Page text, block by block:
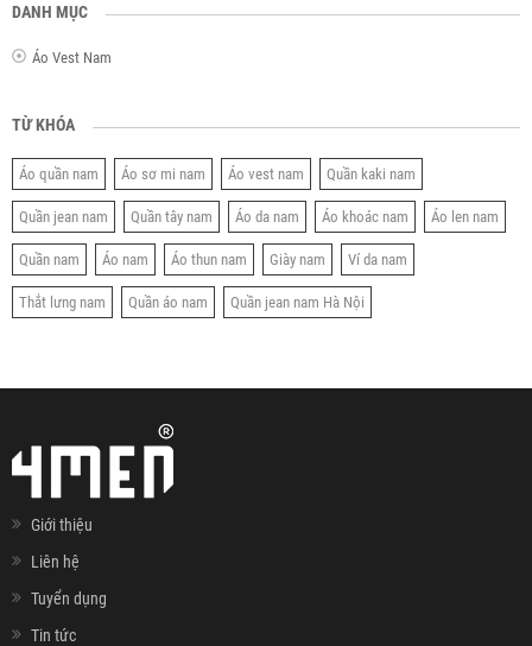
DANH MỤC
Áo Vest Nam
TỪ KHÓA
Áo quần nam Áo sơ mi nam Áo vest nam Quần kaki nam
Quần jean nam Quần tây nam Áo da nam Áo khoác nam Áo len nam
Quần nam Áo nam Áo thun nam Giày nam Ví da nam
Thắt lưng nam Quần áo nam Quần jean nam Hà Nội
Giới thiệu
Liên hệ
Tuyển dụng
Tin tức